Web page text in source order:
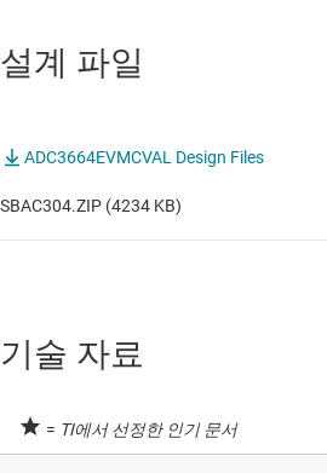
설계 파일
ADC3664EVMCVAL Design Files
SBAC304.ZIP (4234 KB)
기술 자료
= TI에서 선정한 인기 문서